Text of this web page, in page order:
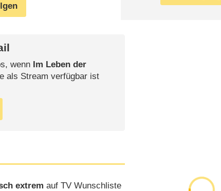
wenn Im Leben der
als Stream verfügbar ist
extrem auf TV Wunschliste